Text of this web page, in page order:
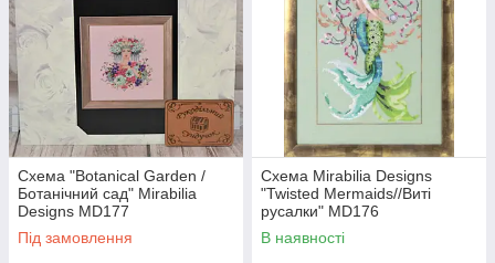
Схема "Botanical Garden /
Ботанічний сад" Mirabilia
Designs MD177
Під замовлення
Схема Mirabilia Designs
"Twisted Mermaids//Виті
русалки" MD176
В наявності